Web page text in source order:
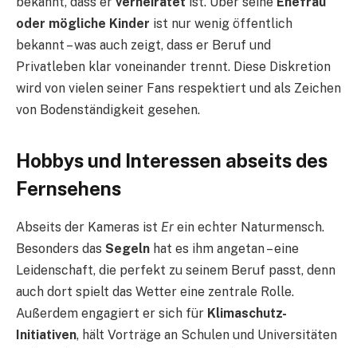
oder mögliche Kinder ist nur wenig öffentlich
bekannt – was auch zeigt, dass er Beruf und
Privatleben klar voneinander trennt. Diese Diskretion
wird von vielen seiner Fans respektiert und als Zeichen
von Bodenständigkeit gesehen.
Hobbys und Interessen abseits des
Fernsehens
Abseits der Kameras ist Er ein echter Naturmensch.
Besonders das Segeln hat es ihm angetan – eine
Leidenschaft, die perfekt zu seinem Beruf passt, denn
auch dort spielt das Wetter eine zentrale Rolle.
Außerdem engagiert er sich für Klimaschutz-
Initiativen, hält Vorträge an Schulen und Universitäten